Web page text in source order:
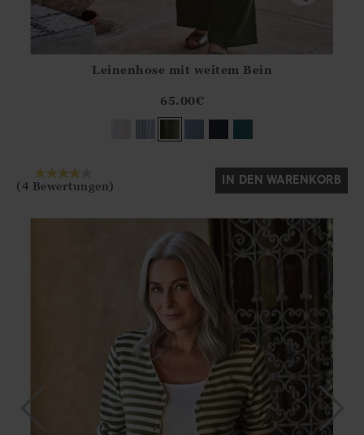
?? ""
Ja Nein
Leinenhose mit weitem Bein
65.00€
(4 Bewertungen) IN DEN WARENKORB